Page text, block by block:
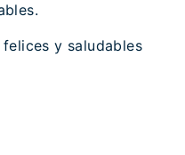
y saludables